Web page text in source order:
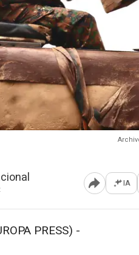
Abrir IA
PRESS) -